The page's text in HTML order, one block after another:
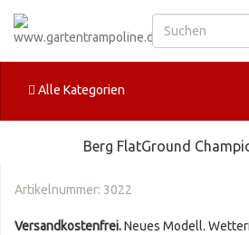
Alle Kategorien
Berg FlatGround
Artikelnummer: 3022
Versandkostenfrei.Neues Modell.